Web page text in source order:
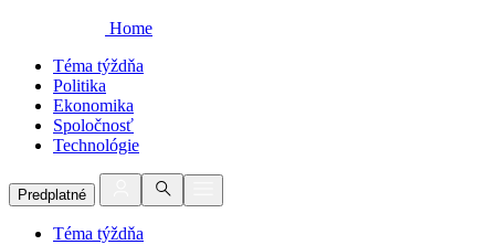
Home
Téma týždňa
Politika
Ekonomika
Spoločnosť
Technológie
Predplatné
Téma týždňa